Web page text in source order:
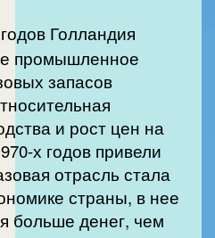
Голландия
промышленное
запасов
и рост цен на
х годов привели
отрасль стала
страны, в нее
больше денег, чем